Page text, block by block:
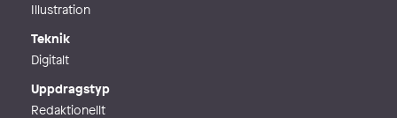
Illustration
Teknik
Digitalt
Uppdragstyp
Redaktionellt